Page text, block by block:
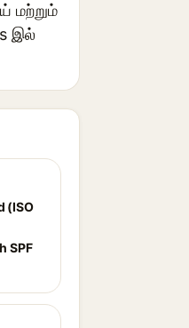
மற்றும்
இல்
(ISO
SPF